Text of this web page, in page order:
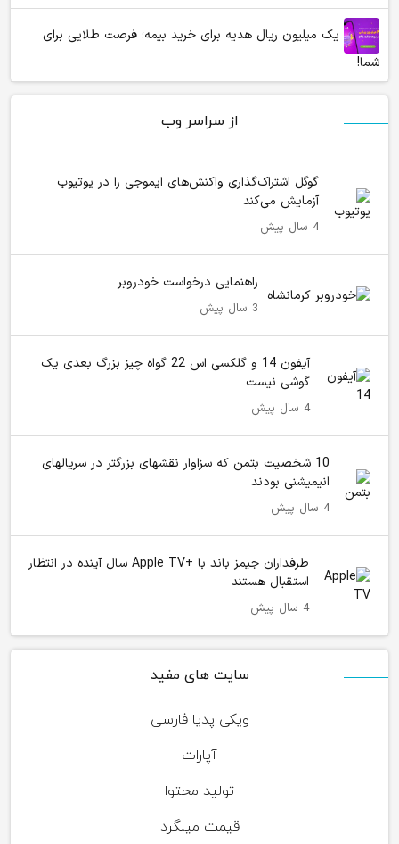
یک میلیون ریال هدیه برای خرید بیمه؛ فرصت طلایی برای
شما!
از سراسر وب
گوگل اشتراک‌گذاری واکنش‌های ایموجی را در یوتیوب
آزمایش می‌کند
4 سال پیش
راهنمایی درخواست خودروبر
3 سال پیش
آیفون 14 و گلکسی اس 22 گواه چیز بزرگ بعدی یک
گوشی نیست
4 سال پیش
10 شخصیت بتمن که سزاوار نقشهای بزرگتر در سریالهای
انیمیشنی بودند
4 سال پیش
طرفداران جیمز باند با +Apple TV سال آینده در انتظار
استقبال هستند
4 سال پیش
سایت های مفید
ویکی پدیا فارسی
آپارات
تولید محتوا
قیمت میلگرد